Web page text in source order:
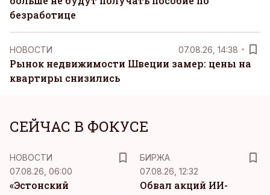
безработице
НОВОСТИ 07.08.26, 14:38
Рынок недвижимости Швеции замер: цены на
квартиры снизились
СЕЙЧАС В ФОКУСЕ
НОВОСТИ
07.08.26, 06:00
«Эстонский
БИРЖА
07.08.26, 12:32
Обвал акций ИИ-